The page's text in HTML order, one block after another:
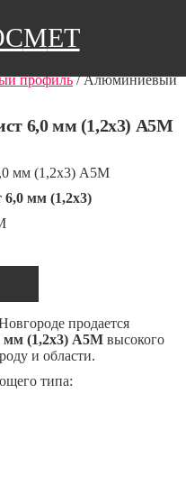
МЕТ
профиль/ Алюминиевый
6,0 мм (1,2х3) А5М
мм (1,2х3)
продается
мм (1,2х3) А5М высокого
и области.
типа: